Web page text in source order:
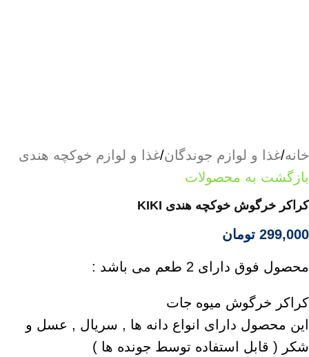
خانه/غذا و لوازم جوندگان/غذا و لوازم خوکچه هندی
بازگشت به محصولات
کراکر خرگوش خوکچه هندی KIKI
299,000 تومان
محصول فوق دارای 2 طعم می باشد :
کراکر خرگوش میوه جات
این محصول دارای انواع دانه ها , سریال , عسل و
شکر ( قابل استفاده توسط جونده ها )